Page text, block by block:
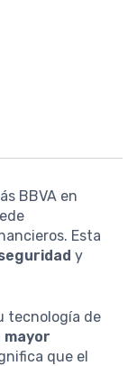
BBVA en
Esta
y
tecnología de
mayor
que el